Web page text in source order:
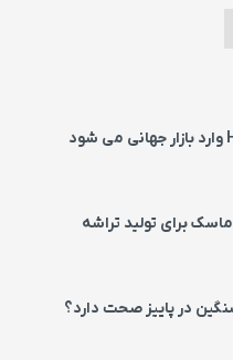
ماسک برای تولید تراشه
در پاییز صحت دارد؟